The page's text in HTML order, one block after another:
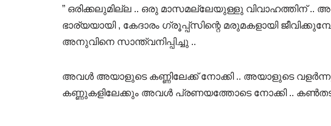
” ഒരിക്കലുമില്ല .. ഒരു മാസമല്ലേയുള്ളു വിവാഹത്തിന് ..
ഭാര്യയായി , കേദാരം ഗ്രൂപ്പ്സിന്റെ മരുമകളായി
അനുവിനെ സാന്ത്വനിപ്പിച്ചു ..
അവൾ അയാളുടെ കണ്ണിലേക്ക് നോക്കി .. അയാളുടെ
കണ്ണുകളിലേക്കും അവൾ പ്രണയത്തോടെ നോക്കി ..